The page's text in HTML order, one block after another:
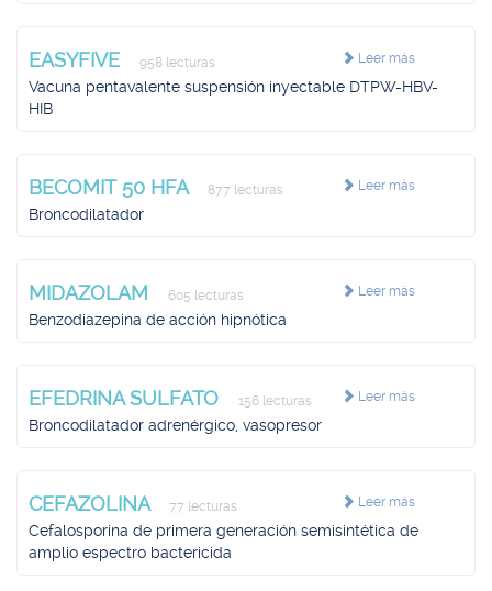
Leer más
EASYFIVE 958 lecturas
Vacuna pentavalente suspensión inyectable DTPW-HBV-
HIB
Leer más
BECOMIT 50 HFA 877 lecturas
Broncodilatador
Leer más
MIDAZOLAM 605 lecturas
Benzodiazepina de acción hipnótica
Leer más
EFEDRINA SULFATO 156 lecturas
Broncodilatador adrenérgico, vasopresor
Leer más
CEFAZOLINA 77 lecturas
Cefalosporina de primera generación semisintética de
amplio espectro bactericida